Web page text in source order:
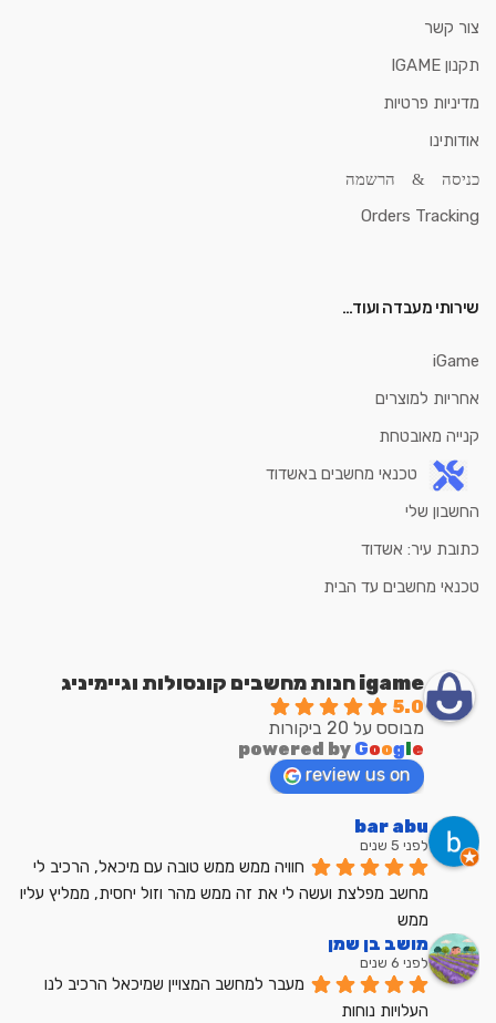
צור קשר
תקנון IGAME
מדיניות פרטיות
אודותינו
כניסה & הרשמה
Orders Tracking
שירותי מעבדה ועוד…
iGame
אחריות למוצרים
קנייה מאובטחת
טכנאי מחשבים באשדוד
החשבון שלי
כתובת עיר: אשדוד
טכנאי מחשבים עד הבית
igame חנות מחשבים קונסולות וגיימיניג
5.0
מבוסס על 20 ביקורות
powered by Goog e
review us on
bar abu
לפני 5 שנים
ממש
מושב בן שמן
לפני 6 שנים
מעבר למחשב המצויין שמיכאל הרכיב לנו
העלויות נוחות